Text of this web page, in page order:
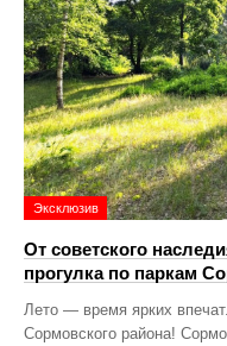
Эксклюзив
От советского
прогулка по паркам
Лето — время ярких
Сормовского района!